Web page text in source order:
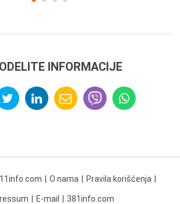
INFORMACIJE
O nama Pravila korišćenja
E-mail 381info.com